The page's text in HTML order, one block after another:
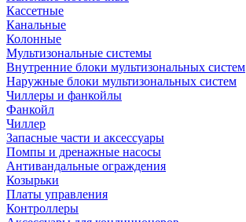
Кассетные
Канальные
Колонные
Мультизональные системы
Внутренние блоки мультизональных систем
Наружные блоки мультизональных систем
Чиллеры и фанкойлы
Фанкойл
Чиллер
Запасные части и аксессуары
Помпы и дренажные насосы
Антивандальные ограждения
Козырьки
Платы управления
Контроллеры